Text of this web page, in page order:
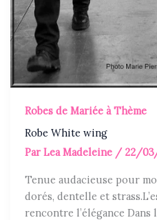
Robes de Mariée à Thème
Robe White wing
ParLea Madeleine / 22/
Tenue audacieuse pour
dorés, dentelle et
rencontre l’élégance Dans